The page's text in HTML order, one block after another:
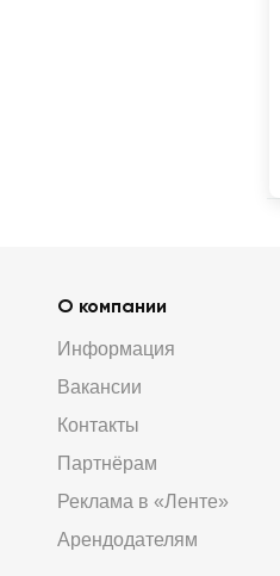
О компании
Информация
Вакансии
Контакты
Партнёрам
Реклама в «Ленте»
Арендодателям